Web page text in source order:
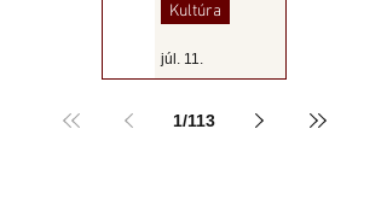
Kultúra
júl. 11.
1/113